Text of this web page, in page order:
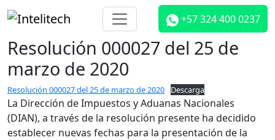
+57 324 400 0237
Resolución 000027 del 25 de
marzo de 2020
Resolución 000027 del 25 de marzo de 2020 Descarga
La Dirección de Impuestos y Aduanas Nacionales
(DIAN), a través de la resolución presente ha decidido
establecer nuevas fechas para la presentación de la